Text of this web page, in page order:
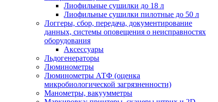
Лиофильные сушилки до 18 л
Лиофильные сушилки пилотные до 50 л
Логгеры, сбор, передача, документирование
данных, системы оповещения о неисправностях
оборудования
Аксессуары
Льдогенераторы
Люминометры
Люминометры АТФ (оценка
микробиологической загрязненности)
Манометры, вакуумметры